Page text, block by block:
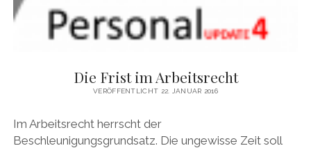
Die Frist im Arbeitsrecht
VERÖFFENTLICHT 22. JANUAR 2016
Im Arbeitsrecht herrscht der
Beschleunigungsgrundsatz. Die ungewisse Zeit soll